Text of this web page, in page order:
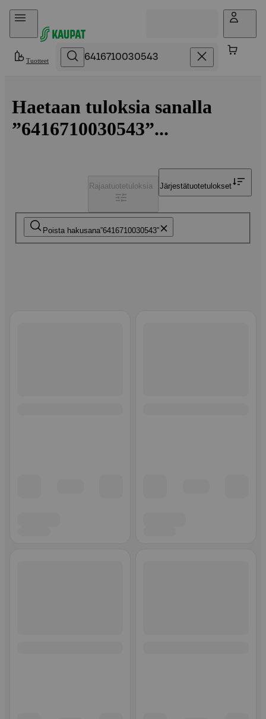
Hyppää sisältöön
Tuotteet
Haetaan tuloksia sanalla
”6416710030543”...
Poista hakusana 6416710030543
Rajaatuotetuloksia Järjestätuotetulokset